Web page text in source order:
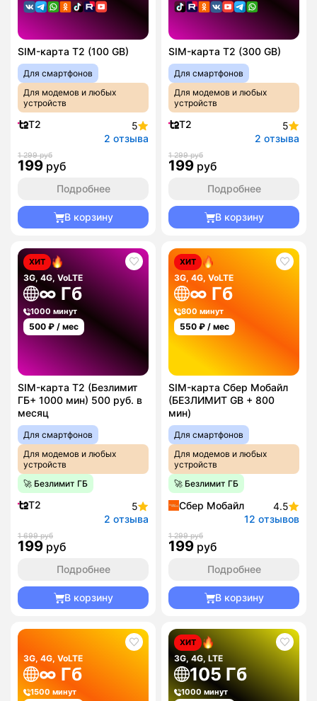
SIM-карта T2 (100 GB)
Для смартфонов
Для модемов и любых
устройств
T2
5
2 отзыва
1 299 руб
199 руб
Подробнее
В корзину
SIM-карта T2 (300 GB)
Для смартфонов
Для модемов и любых
устройств
T2
5
2 отзыва
1 299 руб
199 руб
Подробнее
В корзину
ХИТ
3G, 4G, VoLTE
∞ Гб
1000 минут
500 ₽ / мес
SIM-карта T2 (Безлимит
ГБ+ 1000 мин) 500 руб. в
месяц
Для смартфонов
Для модемов и любых
устройств
🚀 Безлимит ГБ
T2
5
2 отзыва
1 699 руб
199 руб
Подробнее
В корзину
ХИТ
3G, 4G, VoLTE
∞ Гб
800 минут
550 ₽ / мес
SIM-карта Сбер Мобайл
(БЕЗЛИМИТ GB + 800
мин)
Для смартфонов
Для модемов и любых
устройств
🚀 Безлимит ГБ
Сбер Мобайл
4.5
12 отзывов
1 299 руб
199 руб
Подробнее
В корзину
3G, 4G, VoLTE
∞ Гб
1500 минут
ХИТ
3G, 4G, LTE
105 Гб
1000 минут